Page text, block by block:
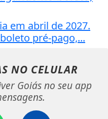
em abril de 2027.
pré-pago,...
NO CELULAR
Goiás no seu app